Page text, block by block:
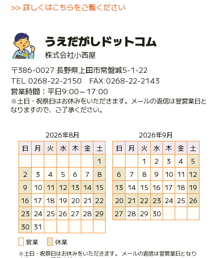
>> 詳しくはこちらをご覧ください
うえだがしドットコム
株式会社小西屋
〒386-0027 長野県上田市常盤城5-1-22
TEL:0268-22-2150 FAX:0268-22-2143
営業時間：平日9:00～17:00
※土日・祝祭日はお休みをいただきます。メールの返信は翌営業日と
なりますので、ご了承ください。
2026年8月
日
月 火 水 木 金
土
1
2
3 4 5 6 7
8
9
10 11 12 13 14 15
16 17 18 19 20 21 22
23 24 25 26 27 28 29
30 31
2026年9月
日
月 火 水 木 金
土
1
2 3 4
5
6
7 8 9 10 11 12
13 14 15 16 17 18 19
20 21 22 23 24 25 26
27 28 29 30
営業 休業
※土日・祝祭日はお休みをいただきます。 メールの返信は翌営業日となり